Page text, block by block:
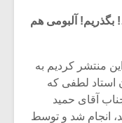
آلبومی هم
منتشر کردیم به
استاد لطفی که
آقای حمید
انجام شد و توسط